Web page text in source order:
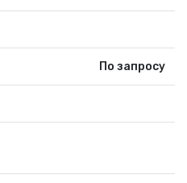
По запросу